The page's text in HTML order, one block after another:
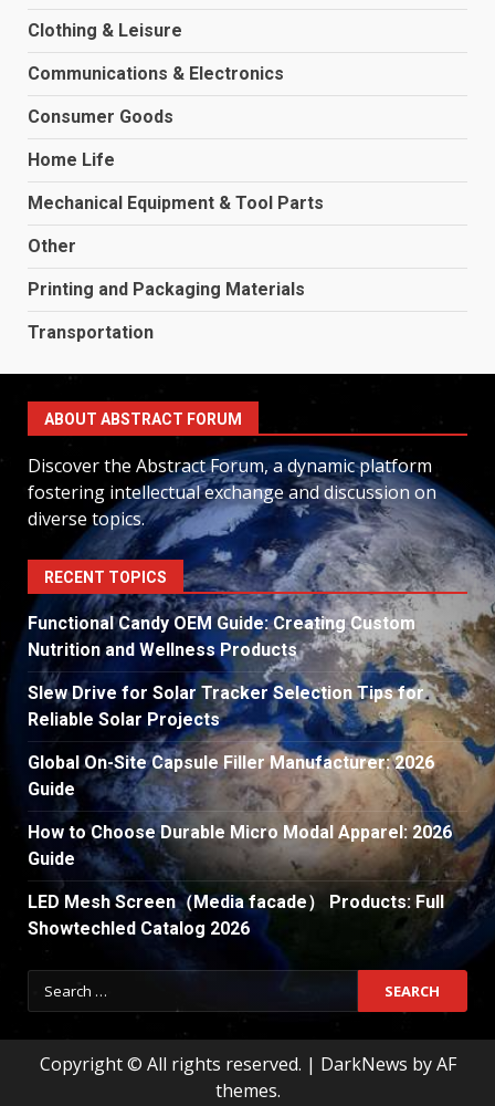
Clothing & Leisure
Communications & Electronics
Consumer Goods
Home Life
Mechanical Equipment & Tool Parts
Other
Printing and Packaging Materials
Transportation
ABOUT ABSTRACT FORUM
Discover the Abstract Forum, a dynamic platform
fostering intellectual exchange and discussion on
diverse topics.
RECENT TOPICS
Functional Candy OEM Guide: Creating Custom
Nutrition and Wellness Products
Slew Drive for Solar Tracker Selection Tips for
Reliable Solar Projects
Global On-Site Capsule Filler Manufacturer: 2026
Guide
How to Choose Durable Micro Modal Apparel: 2026
Guide
LED Mesh Screen（Media facade） Products: Full
Showtechled Catalog 2026
Search
for:
Copyright © All rights reserved. | DarkNews by AF
themes.